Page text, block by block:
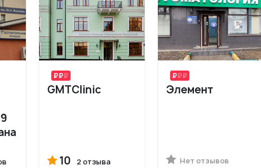
GMTClinic
10 2 отзыва
Элемент
Нет отзывов